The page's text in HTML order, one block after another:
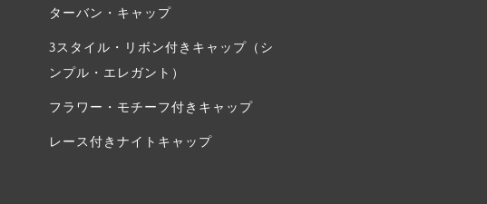
ターバン・キャップ
3スタイル・リボン付きキャップ（シ
ンプル・エレガント）
フラワー・モチーフ付きキャップ
レース付きナイトキャップ